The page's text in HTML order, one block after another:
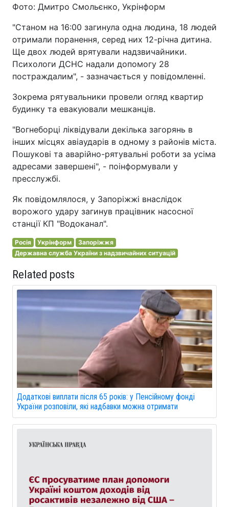
Фото: Дмитро Смольєнко, Укрінформ
"Станом на 16:00 загинула одна людина, 18 людей
отримали поранення, серед них 12-річна дитина.
Ще двох людей врятували надзвичайники.
Психологи ДСНС надали допомогу 28
постраждалим", - зазначається у повідомленні.
Зокрема рятувальники провели огляд квартир
будинку та евакуювали мешканців.
"Вогнеборці ліквідували декілька загорянь в
інших місцях авіаударів в одному з районів міста.
Пошукові та аварійно-рятувальні роботи за усіма
адресами завершені", - поінформували у
пресслужбі.
Як повідомлялося, у Запоріжжі внаслідок
ворожого удару загинув працівник насосної
станції КП "Водоканал".
Росія Укрінформ
Запоріжжя
Державна служба України з надзвичайних ситуацій
Related posts
Додаткові виплати після 65 років: у Пенсійному фонді
України розповіли, які надбавки можна отримати